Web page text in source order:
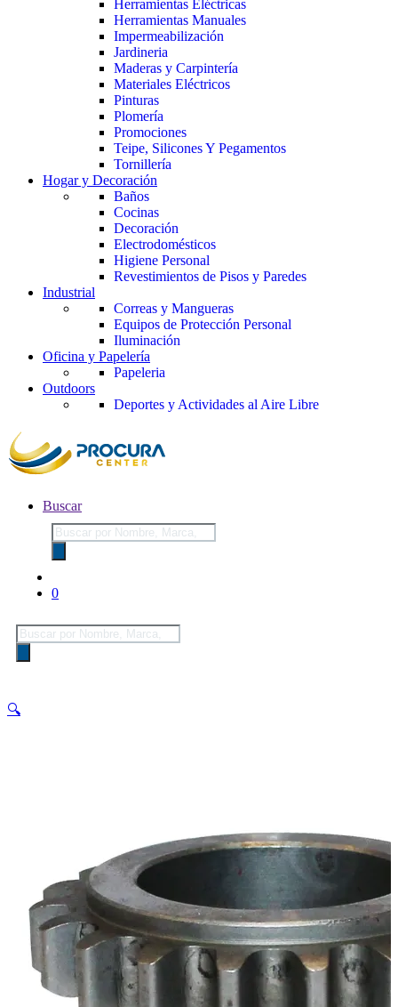
Herramientas Eléctricas
Herramientas Manuales
Impermeabilización
Jardineria
Maderas y Carpintería
Materiales Eléctricos
Pinturas
Plomería
Promociones
Teipe, Silicones Y Pegamentos
Tornillería
Hogar y Decoración
Baños
Cocinas
Decoración
Electrodomésticos
Higiene Personal
Revestimientos de Pisos y Paredes
Industrial
Correas y Mangueras
Equipos de Protección Personal
Iluminación
Oficina y Papelería
Papeleria
Outdoors
Deportes y Actividades al Aire Libre
Buscar
Búsqueda
de
productos
0
Búsqueda
de
productos
🔍